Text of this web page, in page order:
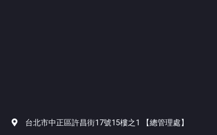
台北市中正區許昌街17號15樓之1 【總管理處】